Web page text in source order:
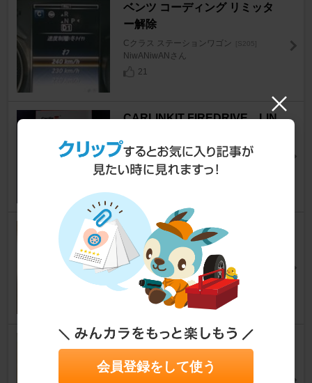
ベンツ コーディング リミッタ
ー解除
Cクラス ステーションワゴン [S205]
NiwANiwANさん
21
CARLINKIT FIREDRIVE LIN
Cクラス ステーションワゴン [S205]
ECZ(ｴﾙｼｰ)+MBさん
HAPPY KREUZ カーラッピン
グ・保護フィルム カーボンブラ
ック
Cクラス ステーションワゴン [S205]
☆にすけ☆さん
メルセデス・ベンツ(純正) パフ
ュームアトマイザー
Cクラス ステーションワゴン
会員登録をして使う